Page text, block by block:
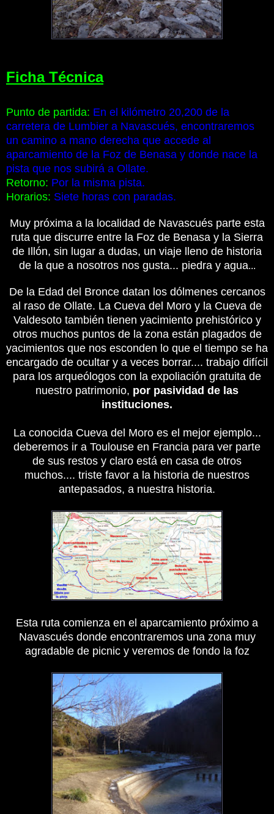
Ficha Técnica
Punto de partida: En el kilómetro 20,200 de la
carretera de Lumbier a Navascués, encontraremos
un camino a mano derecha que accede al
aparcamiento de la Foz de Benasa y donde nace la
pista que nos subirá a Ollate.
Retorno: Por la misma pista.
Horarios: Siete horas con paradas.
Muy próxima a la localidad de Navascués parte esta
ruta que discurre entre la Foz de Benasa y la Sierra
de Illón, sin lugar a dudas, un viaje lleno de historia
de la que a nosotros nos gusta... piedra y agua...
De la Edad del Bronce datan los dólmenes cercanos
al raso de Ollate. La Cueva del Moro y la Cueva de
Valdesoto también tienen yacimiento prehistórico y
otros muchos puntos de la zona están plagados de
yacimientos que nos esconden lo que el tiempo se ha
encargado de ocultar y a veces borrar.... trabajo difícil
para los arqueólogos con la expoliación gratuita de
nuestro patrimonio, por pasividad de las
instituciones.
La conocida Cueva del Moro es el mejor ejemplo...
deberemos ir a Toulouse en Francia para ver parte
de sus restos y claro está en casa de otros
muchos.... triste favor a la historia de nuestros
antepasados, a nuestra historia.
Esta ruta comienza en el aparcamiento próximo a
Navascués donde encontraremos una zona muy
agradable de picnic y veremos de fondo la foz